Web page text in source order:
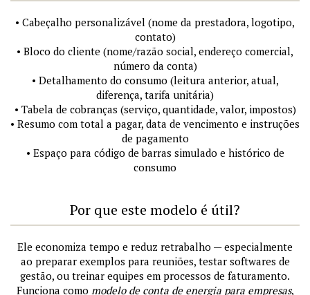
• Cabeçalho personalizável (nome da prestadora, logotipo,
contato)
• Bloco do cliente (nome/razão social, endereço comercial,
número da conta)
• Detalhamento do consumo (leitura anterior, atual,
diferença, tarifa unitária)
• Tabela de cobranças (serviço, quantidade, valor, impostos)
• Resumo com total a pagar, data de vencimento e instruções
de pagamento
• Espaço para código de barras simulado e histórico de
consumo
Por que este modelo é útil?
Ele economiza tempo e reduz retrabalho — especialmente
ao preparar exemplos para reuniões, testar softwares de
gestão, ou treinar equipes em processos de faturamento.
Funciona como modelo de conta de energia para empresas,